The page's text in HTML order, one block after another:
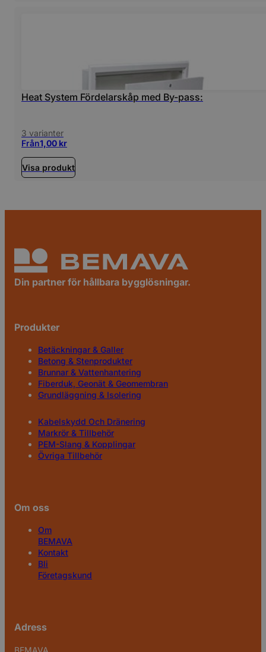
Heat System Fördelarskåp med By-pass:
3 varianter
Från1,00 kr
Visa produkt
Din partner för hållbara bygglösningar.
Produkter
Betäckningar & Galler
Betong & Stenprodukter
Brunnar & Vattenhantering
Fiberduk, Geonät & Geomembran
Grundläggning & Isolering
Kabelskydd Och Dränering
Markrör & Tillbehör
PEM-Slang & Kopplingar
Övriga Tillbehör
Om oss
Om
BEMAVA
Kontakt
Bli
Företagskund
Adress